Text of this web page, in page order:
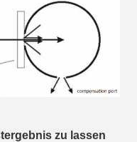
zu lassen